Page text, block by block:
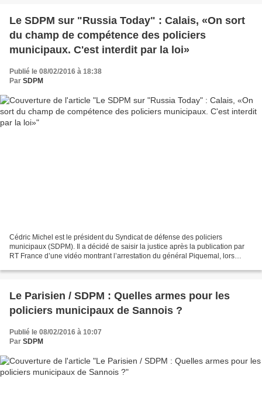
Le SDPM sur "Russia Today" : Calais, «On sort
du champ de compétence des policiers
municipaux. C'est interdit par la loi»
Publié le 08/02/2016 à 18:38
Par SDPM
Cédric Michel est le président du Syndicat de défense des policiers
municipaux (SDPM). Il a décidé de saisir la justice après la publication par
RT France d’une vidéo montrant l’arrestation du général Piquemal, lors
Le Parisien / SDPM : Quelles armes pour les
policiers municipaux de Sannois ?
Publié le 08/02/2016 à 10:07
Par SDPM